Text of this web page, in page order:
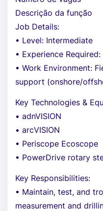
Descrição da função
Job Details:
• Level: Intermediate
• Experience
• Work Environment:
support (onshore/
Key Technologies &
• adnVISION
• arcVISION
• Periscope Ecoscope
• PowerDrive rotary
Key Responsibilities:
• Maintain, test, and
measurement and